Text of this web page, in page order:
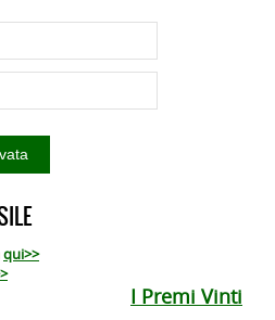
qui>>
I Premi Vinti